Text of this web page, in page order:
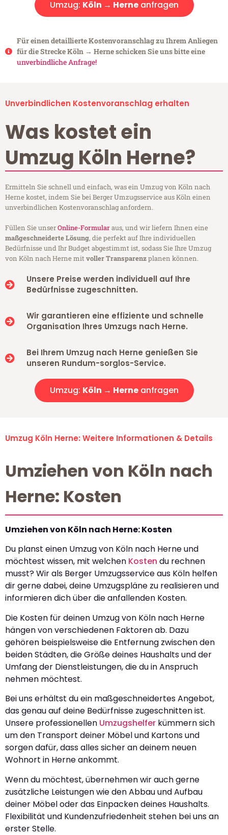
Umzug: Köln → Herneanfragen
Für einen detaillierte Kostenvoranschlag zu Ihrem Anliegen
für die Strecke Köln → Herne schicken Sie uns bitte eine
unverbindliche Anfrage!
Unverbindlichen Kostenvoranschlag erhalten
Was kostet ein
Umzug Köln Herne?
Ermitteln Sie schnell und einfach, was ein Umzug von Köln nach
Herne kostet, indem Sie bei Berger Umzugsservice aus Köln einen
unverbindlichen Kostenvoranschlag anfordern.
Füllen Sie unserOnline-Formularaus, und wir liefern Ihnen eine
maßgeschneiderte Lösung, die perfekt auf Ihre individuellen
Bedürfnisse und Ihr Budget abgestimmt ist, sodass Sie Ihre Umzug
von Köln nach Herne mitvoller Transparenzplanen können.
Unsere Preise werden individuell auf Ihre
Bedürfnisse zugeschnitten.
Wir garantieren eine effiziente und schnelle
Organisation Ihres Umzugs nach Herne.
Bei Ihrem Umzug nach Herne genießen Sie
unseren Rundum-sorglos-Service.
Umzug: Köln → Herneanfragen
Umzug Köln Herne: Weitere Informationen & Details
Umziehen von Köln nach
Herne: Kosten
Umziehen von Köln nach Herne: Kosten
Du planst einen Umzug von Köln nach Herne und
möchtest wissen, mit welchen Kosten du rechnen
musst? Wir als Berger Umzugsservice aus Köln helfen
dir gerne dabei, deine Umzugspläne zu realisieren und
informieren dich über die anfallenden Kosten.
Die Kosten für deinen Umzug von Köln nach Herne
hängen von verschiedenen Faktoren ab. Dazu
gehören beispielsweise die Entfernung zwischen den
beiden Städten, die Größe deines Haushalts und der
Umfang der Dienstleistungen, die du in Anspruch
nehmen möchtest.
Bei uns erhältst du ein maßgeschneidertes Angebot,
das genau auf deine Bedürfnisse zugeschnitten ist.
Unsere professionellen Umzugshelfer kümmern sich
um den Transport deiner Möbel und Kartons und
sorgen dafür, dass alles sicher an deinem neuen
Wohnort in Herne ankommt.
Wenn du möchtest, übernehmen wir auch gerne
zusätzliche Leistungen wie den Abbau und Aufbau
deiner Möbel oder das Einpacken deines Haushalts.
Flexibilität und Kundenzufriedenheit stehen bei uns an
erster Stelle.